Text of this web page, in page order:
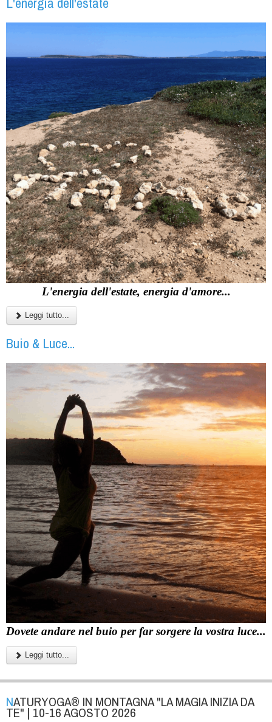
L'energia dell'estate, energia d'amore...
Leggi tutto...
Buio & Luce...
Dovete andare nel buio per far sorgere la vostra luce...
Leggi tutto...
NATURYOGA® IN MONTAGNA "LA MAGIA INIZIA DA
TE" | 10-16 AGOSTO 2026